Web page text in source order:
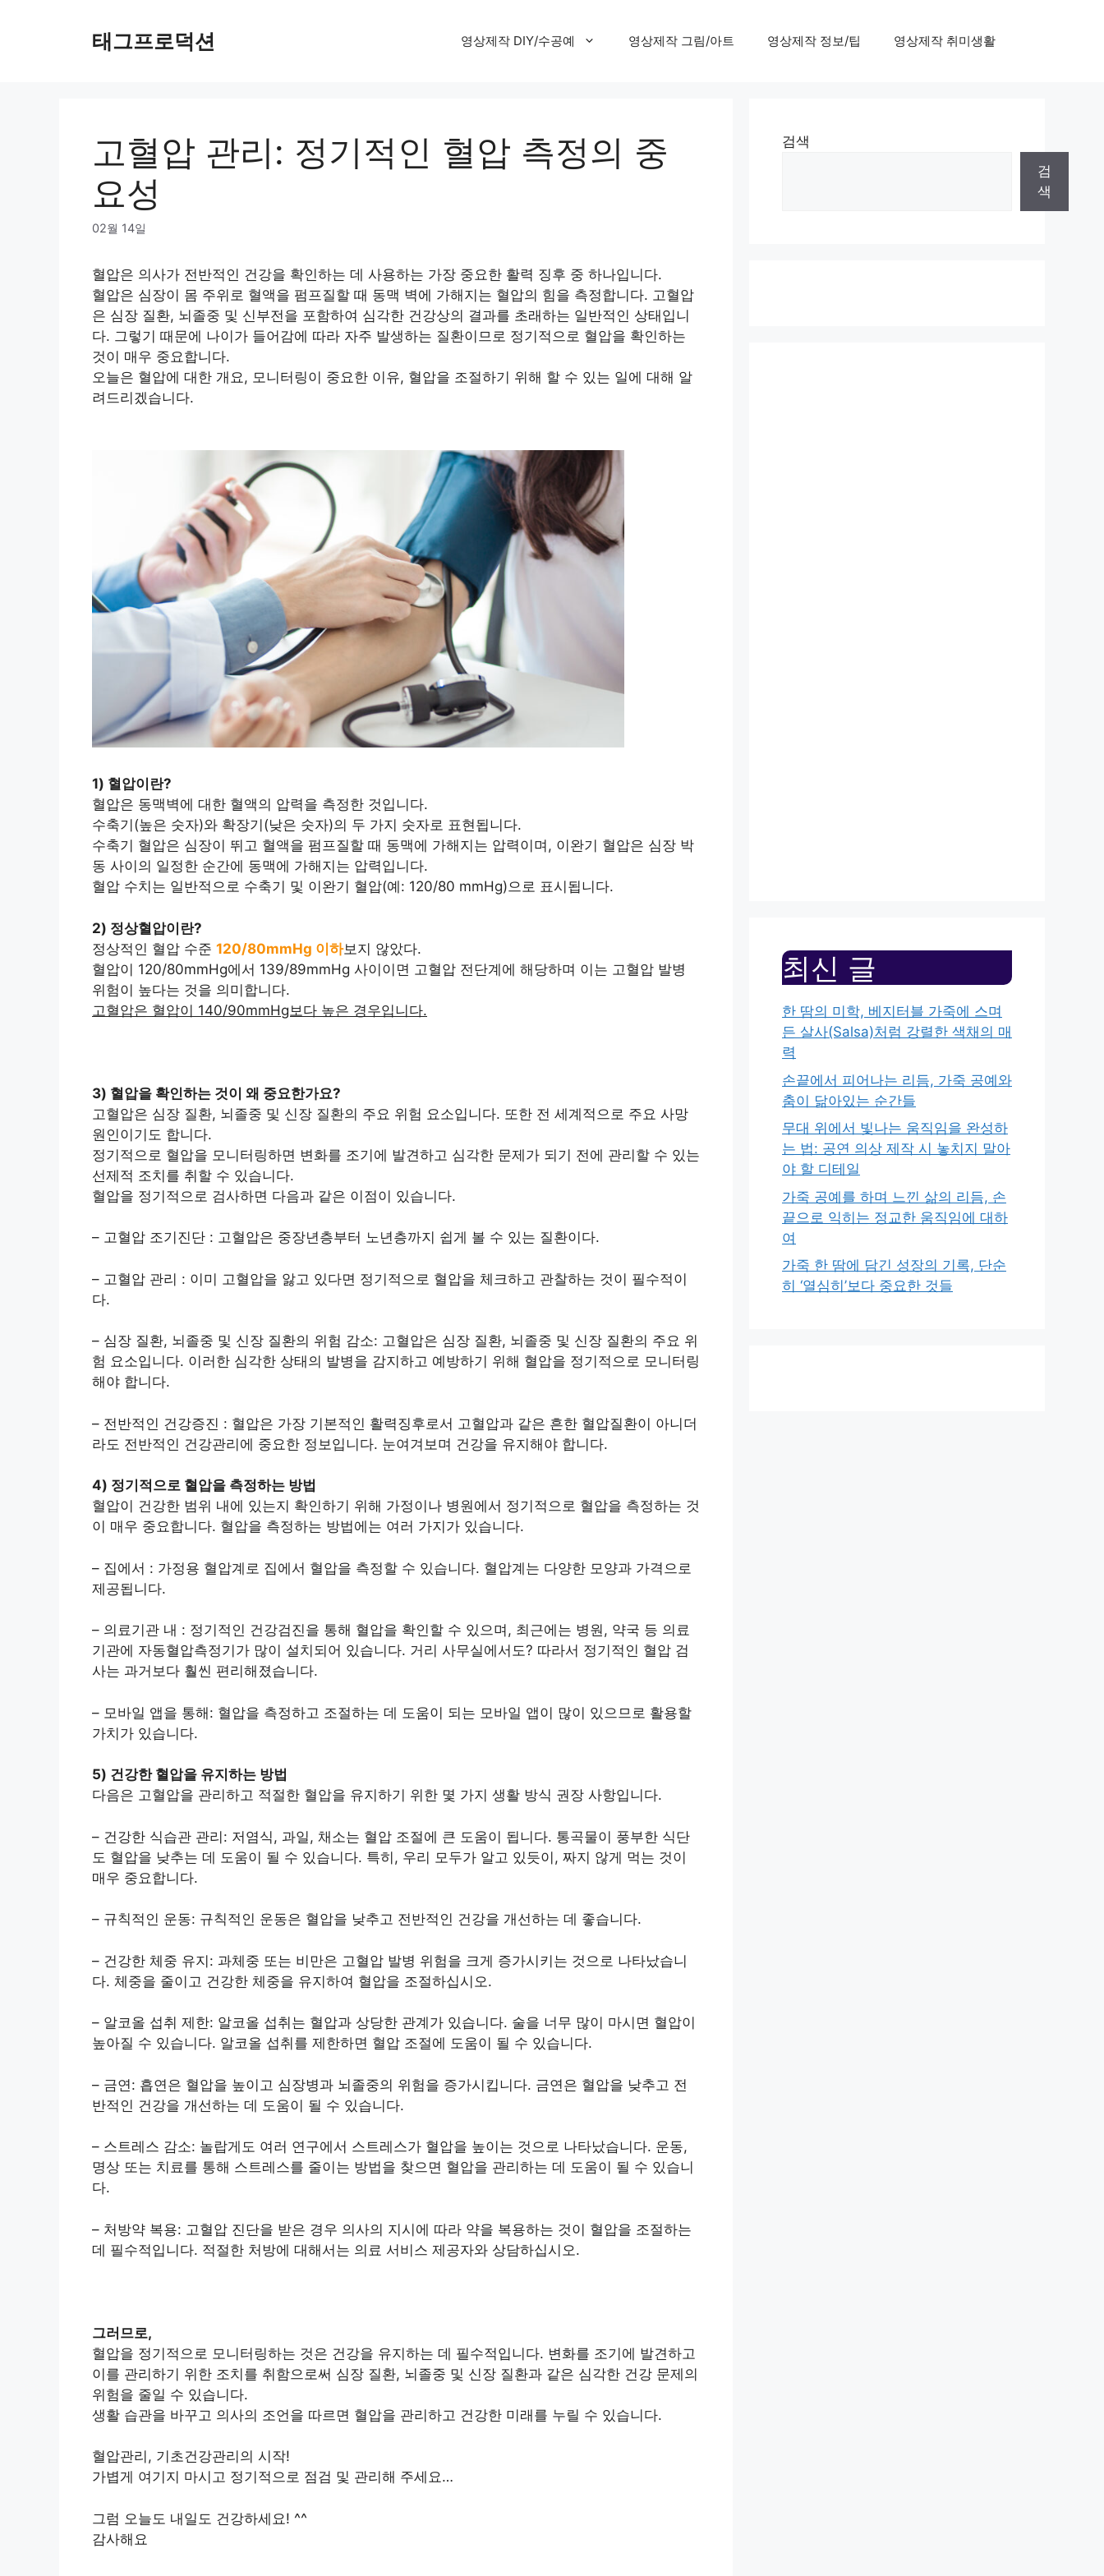
태그프로덕션 영상제작 DIY/수공예 영상제작 그림/아트 영상제작 정보/팁 영상제작 취미생활
고혈압 관리: 정기적인 혈압 측정의 중
요성
02월 14일
혈압은 의사가 전반적인 건강을 확인하는 데 사용하는 가장 중요한 활력 징후 중 하나입니다.
혈압은 심장이 몸 주위로 혈액을 펌프질할 때 동맥 벽에 가해지는 혈압의 힘을 측정합니다. 고혈압
은 심장 질환, 뇌졸중 및 신부전을 포함하여 심각한 건강상의 결과를 초래하는 일반적인 상태입니
다. 그렇기 때문에 나이가 들어감에 따라 자주 발생하는 질환이므로 정기적으로 혈압을 확인하는
것이 매우 중요합니다.
오늘은 혈압에 대한 개요, 모니터링이 중요한 이유, 혈압을 조절하기 위해 할 수 있는 일에 대해 알
려드리겠습니다.
1) 혈압이란?
혈압은 동맥벽에 대한 혈액의 압력을 측정한 것입니다.
수축기(높은 숫자)와 확장기(낮은 숫자)의 두 가지 숫자로 표현됩니다.
수축기 혈압은 심장이 뛰고 혈액을 펌프질할 때 동맥에 가해지는 압력이며, 이완기 혈압은 심장 박
동 사이의 일정한 순간에 동맥에 가해지는 압력입니다.
혈압 수치는 일반적으로 수축기 및 이완기 혈압(예: 120/80 mmHg)으로 표시됩니다.
2) 정상혈압이란?
정상적인 혈압 수준 120/80mmHg 이하보지 않았다.
혈압이 120/80mmHg에서 139/89mmHg 사이이면 고혈압 전단계에 해당하며 이는 고혈압 발병
위험이 높다는 것을 의미합니다.
고혈압은 혈압이 140/90mmHg보다 높은 경우입니다.
3) 혈압을 확인하는 것이 왜 중요한가요?
고혈압은 심장 질환, 뇌졸중 및 신장 질환의 주요 위험 요소입니다. 또한 전 세계적으로 주요 사망
원인이기도 합니다.
정기적으로 혈압을 모니터링하면 변화를 조기에 발견하고 심각한 문제가 되기 전에 관리할 수 있는
선제적 조치를 취할 수 있습니다.
혈압을 정기적으로 검사하면 다음과 같은 이점이 있습니다.
– 고혈압 조기진단 : 고혈압은 중장년층부터 노년층까지 쉽게 볼 수 있는 질환이다.
– 고혈압 관리 : 이미 고혈압을 앓고 있다면 정기적으로 혈압을 체크하고 관찰하는 것이 필수적이
다.
– 심장 질환, 뇌졸중 및 신장 질환의 위험 감소: 고혈압은 심장 질환, 뇌졸중 및 신장 질환의 주요 위
험 요소입니다. 이러한 심각한 상태의 발병을 감지하고 예방하기 위해 혈압을 정기적으로 모니터링
해야 합니다.
– 전반적인 건강증진 : 혈압은 가장 기본적인 활력징후로서 고혈압과 같은 흔한 혈압질환이 아니더
라도 전반적인 건강관리에 중요한 정보입니다. 눈여겨보며 건강을 유지해야 합니다.
4) 정기적으로 혈압을 측정하는 방법
혈압이 건강한 범위 내에 있는지 확인하기 위해 가정이나 병원에서 정기적으로 혈압을 측정하는 것
이 매우 중요합니다. 혈압을 측정하는 방법에는 여러 가지가 있습니다.
– 집에서 : 가정용 혈압계로 집에서 혈압을 측정할 수 있습니다. 혈압계는 다양한 모양과 가격으로
제공됩니다.
– 의료기관 내 : 정기적인 건강검진을 통해 혈압을 확인할 수 있으며, 최근에는 병원, 약국 등 의료
기관에 자동혈압측정기가 많이 설치되어 있습니다. 거리 사무실에서도? 따라서 정기적인 혈압 검
사는 과거보다 훨씬 편리해졌습니다.
– 모바일 앱을 통해: 혈압을 측정하고 조절하는 데 도움이 되는 모바일 앱이 많이 있으므로 활용할
가치가 있습니다.
5) 건강한 혈압을 유지하는 방법
다음은 고혈압을 관리하고 적절한 혈압을 유지하기 위한 몇 가지 생활 방식 권장 사항입니다.
– 건강한 식습관 관리: 저염식, 과일, 채소는 혈압 조절에 큰 도움이 됩니다. 통곡물이 풍부한 식단
도 혈압을 낮추는 데 도움이 될 수 있습니다. 특히, 우리 모두가 알고 있듯이, 짜지 않게 먹는 것이
매우 중요합니다.
– 규칙적인 운동: 규칙적인 운동은 혈압을 낮추고 전반적인 건강을 개선하는 데 좋습니다.
– 건강한 체중 유지: 과체중 또는 비만은 고혈압 발병 위험을 크게 증가시키는 것으로 나타났습니
다. 체중을 줄이고 건강한 체중을 유지하여 혈압을 조절하십시오.
– 알코올 섭취 제한: 알코올 섭취는 혈압과 상당한 관계가 있습니다. 술을 너무 많이 마시면 ​​혈압이
높아질 수 있습니다. 알코올 섭취를 제한하면 혈압 조절에 도움이 될 수 있습니다.
– 금연: 흡연은 혈압을 높이고 심장병과 뇌졸중의 위험을 증가시킵니다. 금연은 혈압을 낮추고 전
반적인 건강을 개선하는 데 도움이 될 수 있습니다.
– 스트레스 감소: 놀랍게도 여러 연구에서 스트레스가 혈압을 높이는 것으로 나타났습니다. 운동,
명상 또는 치료를 통해 스트레스를 줄이는 방법을 찾으면 혈압을 관리하는 데 도움이 될 수 있습니
다.
– 처방약 복용: 고혈압 진단을 받은 경우 의사의 지시에 따라 약을 복용하는 것이 혈압을 조절하는
데 필수적입니다. 적절한 처방에 대해서는 의료 서비스 제공자와 상담하십시오.
그러므로,
혈압을 정기적으로 모니터링하는 것은 건강을 유지하는 데 필수적입니다. 변화를 조기에 발견하고
이를 관리하기 위한 조치를 취함으로써 심장 질환, 뇌졸중 및 신장 질환과 같은 심각한 건강 문제의
위험을 줄일 수 있습니다.
생활 습관을 바꾸고 의사의 조언을 따르면 혈압을 관리하고 건강한 미래를 누릴 수 있습니다.
혈압관리, 기초건강관리의 시작!
가볍게 여기지 마시고 정기적으로 점검 및 관리해 주세요…
그럼 오늘도 내일도 건강하세요! ^^
감사해요
검색
검
색
최신 글
한 땀의 미학, 베지터블 가죽에 스며
든 살사(Salsa)처럼 강렬한 색채의 매
력
손끝에서 피어나는 리듬, 가죽 공예와
춤이 닮아있는 순간들
무대 위에서 빛나는 움직임을 완성하
는 법: 공연 의상 제작 시 놓치지 말아
야 할 디테일
가죽 공예를 하며 느낀 삶의 리듬, 손
끝으로 익히는 정교한 움직임에 대하
여
가죽 한 땀에 담긴 성장의 기록, 단순
히 ‘열심히’보다 중요한 것들